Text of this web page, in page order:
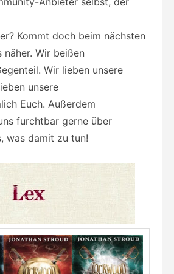
Kommt doch beim nächsten
Wir beißen
Wir lieben unsere
unsere
Euch. Außerdem
furchtbar gerne über
was damit zu tun!